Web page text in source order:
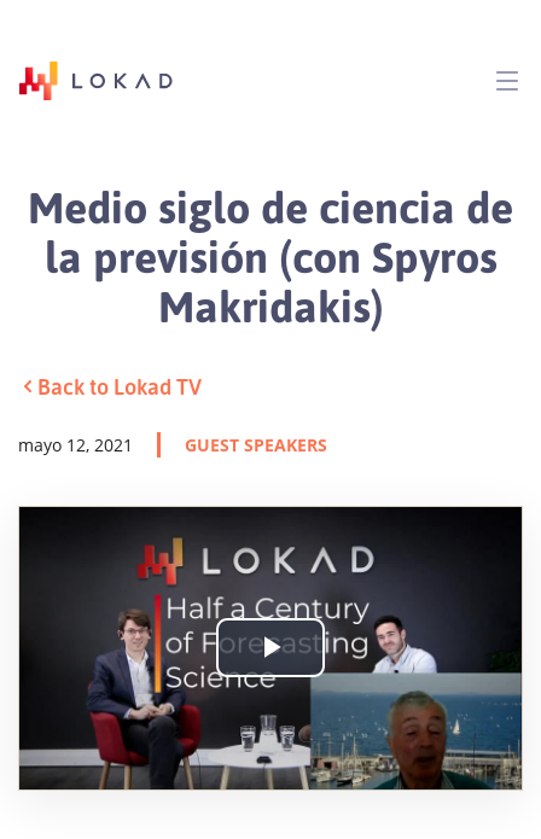
Medio siglo de ciencia de
la previsión (con Spyros
Makridakis)
Back to Lokad TV
mayo 12, 2021 GUEST SPEAKERS
Play
Video